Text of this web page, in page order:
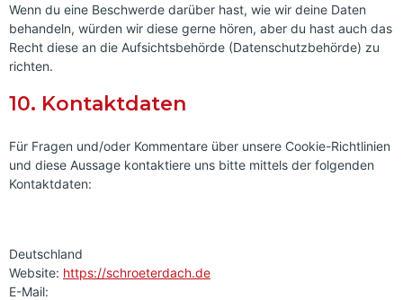
Wenn du eine Beschwerde darüber hast, wie wir deine Daten
behandeln, würden wir diese gerne hören, aber du hast auch das
Recht diese an die Aufsichtsbehörde (Datenschutzbehörde) zu
richten.
10. Kontaktdaten
Für Fragen und/oder Kommentare über unsere Cookie-Richtlinien
und diese Aussage kontaktiere uns bitte mittels der folgenden
Kontaktdaten:
Deutschland
Website: https://schroeterdach.de
E-Mail: